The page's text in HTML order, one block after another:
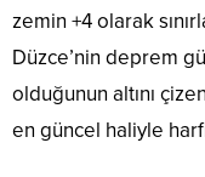
zemin +4 olarak
Düzce’nin deprem
olduğunun altını
en güncel haliyle